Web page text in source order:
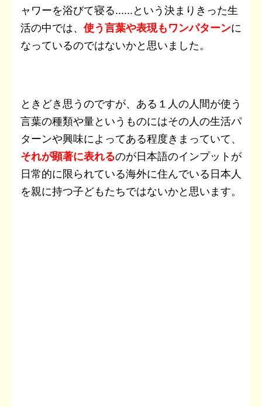
ャワーを浴びて寝る......という決まりきった生
活の中では、 使う言葉や表現もワンパターンに
なっているのではないかと思いました。
ときどき思うのですが、ある１人の人間が使う
言葉の種類や量というものにはその人の生活パ
ターンや興味によってある程度きまっていて、
それが顕著に表れるのが日本語のインプットが
日常的に限られている海外に住んでいる日本人
を親に持つ子どもたちではないかと思います。